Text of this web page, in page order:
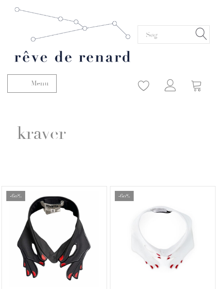
Skifte navigation
Menu
kraver
-60% -60%